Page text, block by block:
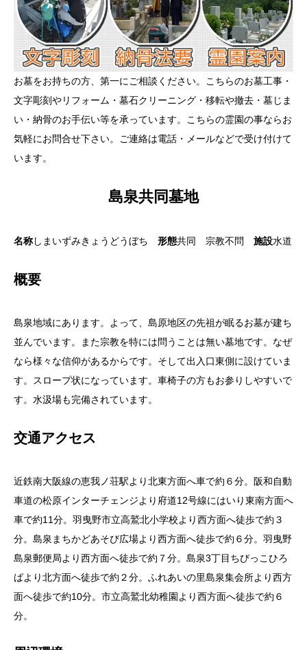
お墓をお持ちの方、第一にご相談ください。こちらのお墓工事・
文字彫刻やリフォーム・墓石クリーニング・移転や撤去・墓じま
い・納骨のお手伝い等を承っています。こちらの霊園の事ならお
気軽にお問合せ下さい。ご連絡は電話・メールなどで受け付けて
います。
島泉共同墓地
名称しまいずみきょうどうぼち 形態共同 宗教不問 施設水道
概要
島泉地域にあります。よって、島原地区の先祖が眠るお墓が建ち
並んでいます。また宗教を特には問うことは無い墓地です。なぜ
なら様々な信仰があるからです。そして出入口東側に設けていま
す。スロープ状になっています。車椅子の方もお参りしやすいで
す。水汲場も完備されています。
交通アクセス
近鉄南大阪線の恵我ノ荘駅より北東方面へ車で約６分。阪和自動
車道の松原インターチェンジより府道12号線にはいり東南方面へ
車で約11分。羽曳野市立高鷲北小学校より西方面へ徒歩で約３
分。島泉まちかどあそび広場より西方面へ徒歩で約６分。羽曳野
島泉郵便局より西方面へ徒歩で約７分。島泉3丁目ちびっこひろ
ばより北方面へ徒歩で約２分。ふれあいの里島泉集会所より西方
面へ徒歩で約10分。市立高鷲北幼稚園より西方面へ徒歩で約６
分。